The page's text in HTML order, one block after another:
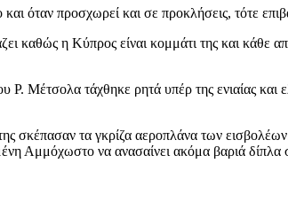
όταν προσχωρεί και σε προκλήσεις, τότε
καθώς η Κύπρος είναι κομμάτι της και κάθε
τάχθηκε ρητά υπέρ της ενιαίας και
σκέπασαν τα γκρίζα αεροπλάνα των
Αμμόχωστο να ανασαίνει ακόμα βαριά